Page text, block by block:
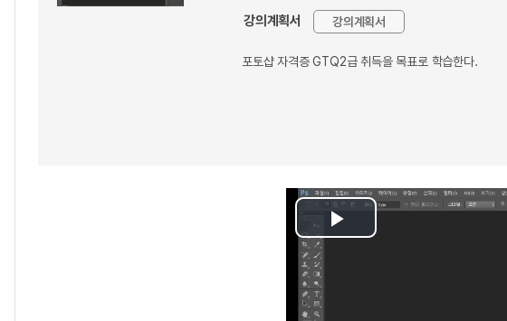
강의계획서 강의계획서
포토샵 자격증 GTQ2급 취득을 목표로 학습한다.
Play